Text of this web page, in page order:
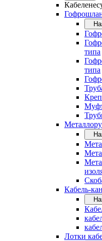
типа
типа
Кабель-
Лотки